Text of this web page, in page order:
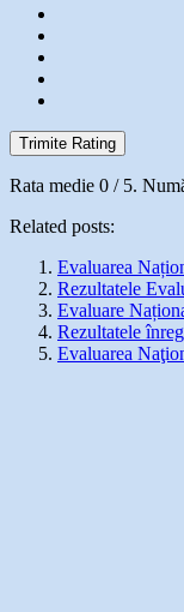
Trimite Rating
Rata medie 0 / 5.
Related posts:
Evaluarea
Rezultatele
Evaluare
Rezultatele
Evaluarea